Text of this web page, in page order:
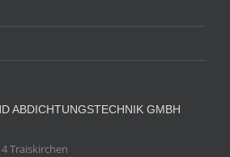
ABDICHTUNGSTECHNIK GMBH
Traiskirchen